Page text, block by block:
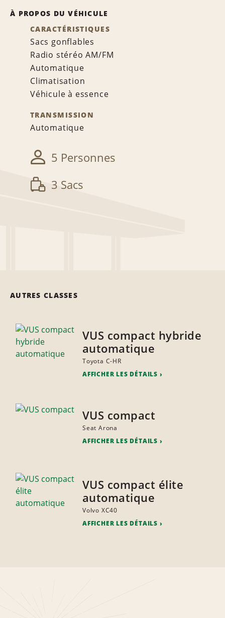
À PROPOS DU VÉHICULE
CARACTÉRISTIQUES
Sacs gonflables
Radio stéréo AM/FM
Automatique
Climatisation
Véhicule à essence
TRANSMISSION
Automatique
5 Personnes
3 Sacs
AUTRES CLASSES
VUS compact hybride
automatique
Toyota C-HR
AFFICHER LES DÉTAILS
VUS compact
Seat Arona
AFFICHER LES DÉTAILS
VUS compact élite
automatique
Volvo XC40
AFFICHER LES DÉTAILS